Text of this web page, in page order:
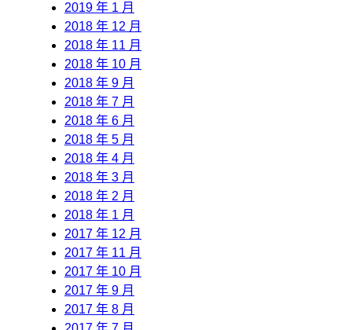
2019 年 1 月
2018 年 12 月
2018 年 11 月
2018 年 10 月
2018 年 9 月
2018 年 7 月
2018 年 6 月
2018 年 5 月
2018 年 4 月
2018 年 3 月
2018 年 2 月
2018 年 1 月
2017 年 12 月
2017 年 11 月
2017 年 10 月
2017 年 9 月
2017 年 8 月